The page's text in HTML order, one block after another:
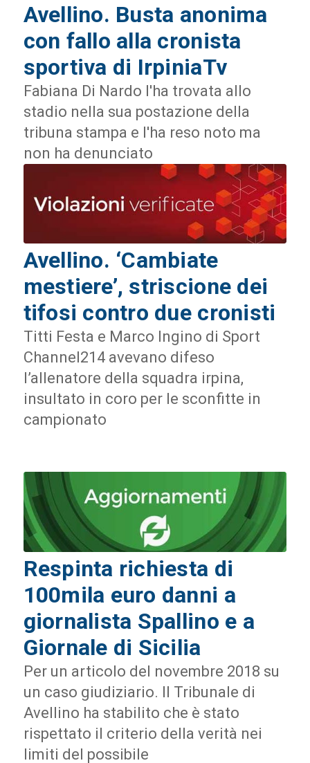
Avellino. Busta anonima
con fallo alla cronista
sportiva di IrpiniaTv
Fabiana Di Nardo l'ha trovata allo
stadio nella sua postazione della
tribuna stampa e l'ha reso noto ma
non ha denunciato
Avellino. ‘Cambiate
mestiere’, striscione dei
tifosi contro due cronisti
Titti Festa e Marco Ingino di Sport
Channel214 avevano difeso
l’allenatore della squadra irpina,
insultato in coro per le sconfitte in
campionato
Respinta richiesta di
100mila euro danni a
giornalista Spallino e a
Giornale di Sicilia
Per un articolo del novembre 2018 su
un caso giudiziario. Il Tribunale di
Avellino ha stabilito che è stato
rispettato il criterio della verità nei
limiti del possibile